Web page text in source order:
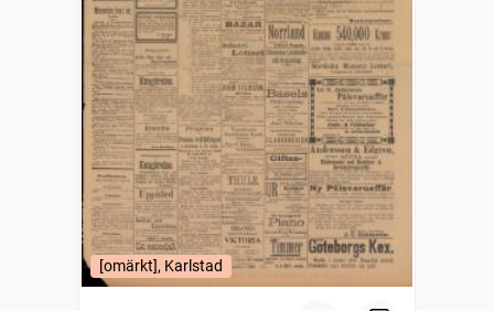
[omärkt], Karlstad